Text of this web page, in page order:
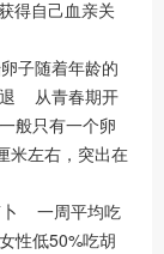
得自己血亲关
子随着年龄的
退 从青春期开
般只有一个卵
米左右，突出在
一周平均吃
性低50%吃胡